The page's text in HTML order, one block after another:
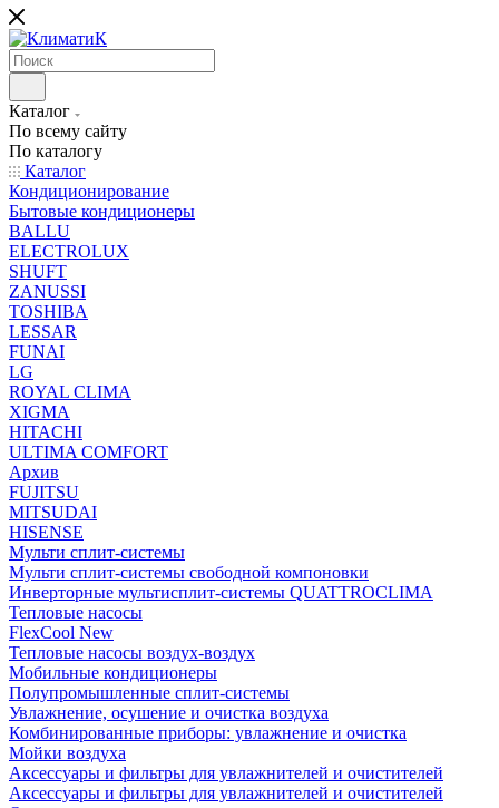
Каталог
По всему сайту
По каталогу
Каталог
Кондиционирование
Бытовые кондиционеры
BALLU
ELECTROLUX
SHUFT
ZANUSSI
TOSHIBA
LESSAR
FUNAI
LG
ROYAL CLIMA
XIGMA
HITACHI
ULTIMA COMFORT
Архив
FUJITSU
MITSUDAI
HISENSE
Мульти сплит-системы
Мульти сплит-системы свободной компоновки
Инверторные мультисплит-системы QUATTROCLIMA
Тепловые насосы
FlexCool New
Тепловые насосы воздух-воздух
Мобильные кондиционеры
Полупромышленные сплит-системы
Увлажнение, осушение и очистка воздуха
Комбинированные приборы: увлажнение и очистка
Мойки воздуха
Аксессуары и фильтры для увлажнителей и очистителей
Аксессуары и фильтры для увлажнителей и очистителей